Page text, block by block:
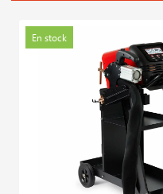
En stock